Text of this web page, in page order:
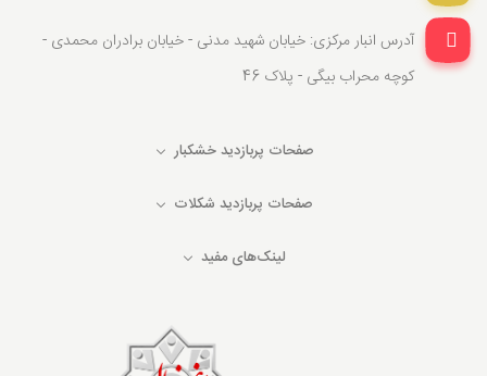
آدرس انبار مرکزی: خیابان شهید مدنی - خیابان برادران محمدی -
کوچه محراب بیگی - پلاک 46
صفحات پربازدید خشکبار
صفحات پربازدید شکلات
لینک‌های مفید